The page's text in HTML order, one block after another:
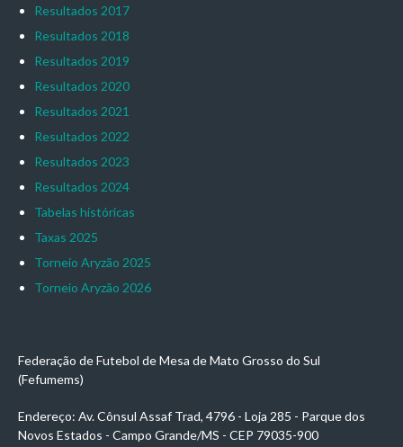
Resultados 2017
Resultados 2018
Resultados 2019
Resultados 2020
Resultados 2021
Resultados 2022
Resultados 2023
Resultados 2024
Tabelas históricas
Taxas 2025
Torneio Aryzão 2025
Torneio Aryzão 2026
Federação de Futebol de Mesa de Mato Grosso do Sul
(Fefumems)
Endereço: Av. Cônsul Assaf Trad, 4796 - Loja 285 - Parque dos
Novos Estados - Campo Grande/MS - CEP 79035-900